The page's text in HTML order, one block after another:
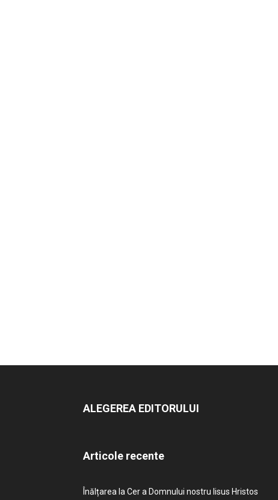
ALEGEREA EDITORULUI
Articole recente
Înălțarea la Cer a Domnului nostru Iisus Hristos